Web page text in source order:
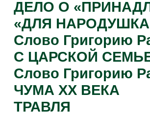
ДЕЛО О
«ДЛЯ
Слово Григорию
С ЦАРСКОЙ
Слово Григорию
ЧУМА XX ВЕКА
ТРАВЛЯ